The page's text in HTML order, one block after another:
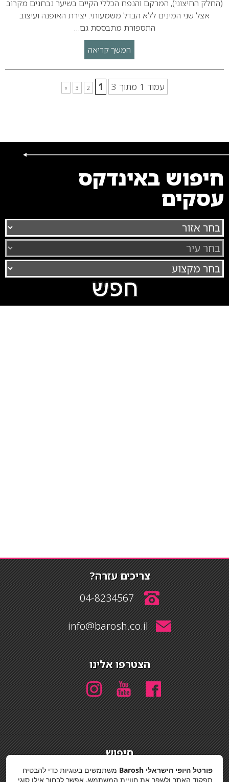
(החלק החיצוני), המרקם והנפח הכללי הקיים בשיער נבחנים מקרוב
אצל שני המינים ללא הבדל משמעותי. יצירת האופנה ועיצוב
התספורת מתבססת גם…
המשך קריאה
עמוד 1 מתוך 3 1
2
3
»
חיפוש באינדקס
עסקים
צריכים עזרה?
04-8234567
info@barosh.co.il
הצטרפו אלינו
חיפוש
פורטל היופי הישראלי Barosh
משתמשים בעוגיות כדי להבטיח
תפקוד האתר ולשפר את חוויית המשתמש. אפשר לבחור אילו סוגי